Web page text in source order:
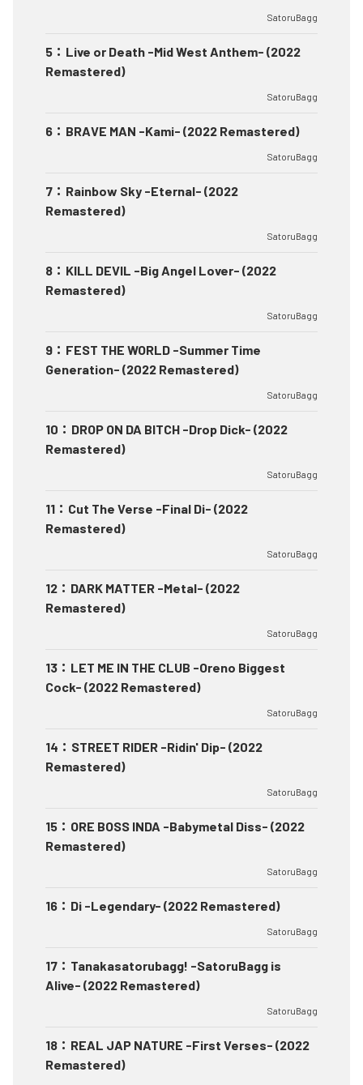
SatoruBagg
5 ： Live or Death -Mid West Anthem- (2022
Remastered)
SatoruBagg
6 ： BRAVE MAN -Kami- (2022 Remastered)
SatoruBagg
7 ： Rainbow Sky -Eternal- (2022
Remastered)
SatoruBagg
8 ： KILL DEVIL -Big Angel Lover- (2022
Remastered)
SatoruBagg
9 ： FEST THE WORLD -Summer Time
Generation- (2022 Remastered)
SatoruBagg
10 ： DROP ON DA BITCH -Drop Dick- (2022
Remastered)
SatoruBagg
11 ： Cut The Verse -Final Di- (2022
Remastered)
SatoruBagg
12 ： DARK MATTER -Metal- (2022
Remastered)
SatoruBagg
13 ： LET ME IN THE CLUB -Oreno Biggest
Cock- (2022 Remastered)
SatoruBagg
14 ： STREET RIDER -Ridin' Dip- (2022
Remastered)
SatoruBagg
15 ： ORE BOSS INDA -Babymetal Diss- (2022
Remastered)
SatoruBagg
16 ： Di -Legendary- (2022 Remastered)
SatoruBagg
17 ： Tanakasatorubagg! -SatoruBagg is
Alive- (2022 Remastered)
SatoruBagg
18 ： REAL JAP NATURE -First Verses- (2022
Remastered)